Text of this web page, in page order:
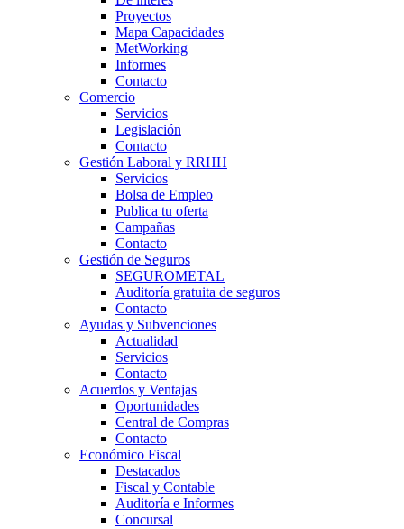
Proyectos
Mapa Capacidades
MetWorking
Informes
Contacto
Comercio
Servicios
Legislación
Contacto
Gestión Laboral y RRHH
Servicios
Bolsa de Empleo
Publica tu oferta
Campañas
Contacto
Gestión de Seguros
SEGUROMETAL
Auditoría gratuita de seguros
Contacto
Ayudas y Subvenciones
Actualidad
Servicios
Contacto
Acuerdos y Ventajas
Oportunidades
Central de Compras
Contacto
Económico Fiscal
Destacados
Fiscal y Contable
Auditoría e Informes
Concursal